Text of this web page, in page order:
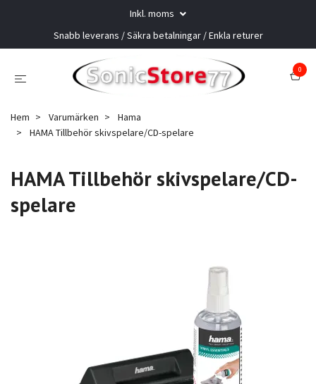
Inkl. moms
Snabb leverans / Säkra betalningar / Enkla returer
0
Hem Varumärken
Hama
HAMA Tillbehör skivspelare/CD-spelare
HAMA Tillbehör skivspelare/CD-
spelare